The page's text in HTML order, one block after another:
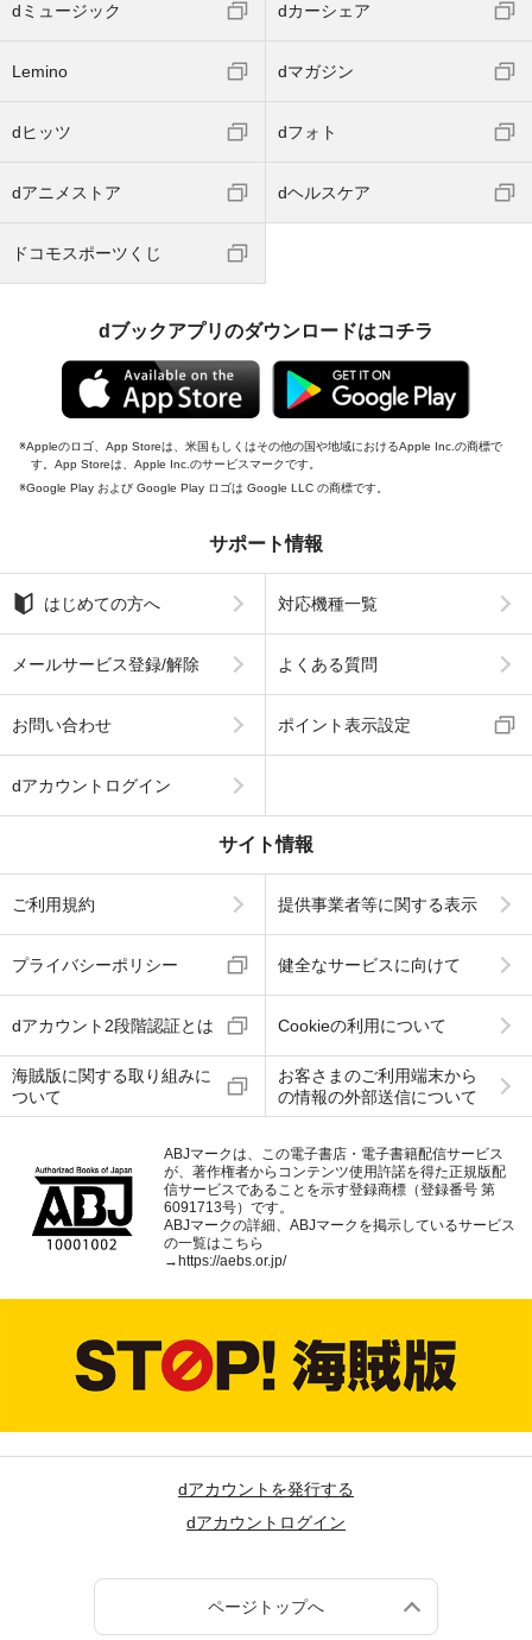
dミュージック dカーシェア
Lemino dマガジン
dヒッツ dフォト
dアニメストア dヘルスケア
ドコモスポーツくじ
dブックアプリのダウンロードはコチラ
Appleのロゴ、App Storeは、米国もしくはその他の国や地域におけるApple Inc.の商標で
す。App Storeは、Apple Inc.のサービスマークです。
Google Play および Google Play ロゴは Google LLC の商標です。
サポート情報
はじめての方へ 対応機種一覧
メールサービス登録/解除 よくある質問
お問い合わせ ポイント表示設定
dアカウントログイン
サイト情報
ご利用規約 提供事業者等に関する表示
プライバシーポリシー 健全なサービスに向けて
dアカウント2段階認証とは Cookieの利用について
海賊版に関する取り組みに
ついて
お客さまのご利用端末から
の情報の外部送信について
ABJマークは、この電子書店・電子書籍配信サービス
が、著作権者からコンテンツ使用許諾を得た正規版配
信サービスであることを示す登録商標（登録番号 第
6091713号）です。
ABJマークの詳細、ABJマークを掲示しているサービス
の一覧はこちら
→ https://aebs.or.jp/
dアカウントを発行する
dアカウントログイン
ページトップへ